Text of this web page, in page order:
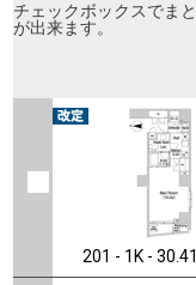
チェックボックスでま
が出来ます。
201 - 1K -